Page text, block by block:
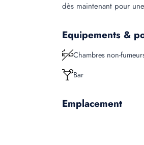
dès maintenant pour
Equipements &
Chambres non-
Bar
Emplacement